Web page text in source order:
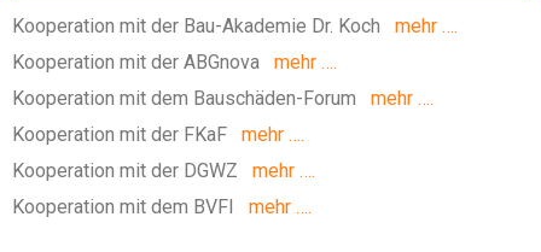
Kooperation mit der Bau-Akademie Dr. Koch mehr ….
Kooperation mit der ABGnova mehr ….
Kooperation mit dem Bauschäden-Forum mehr ….
Kooperation mit der FKaF mehr ….
Kooperation mit der DGWZ mehr ….
Kooperation mit dem BVFI
mehr ….